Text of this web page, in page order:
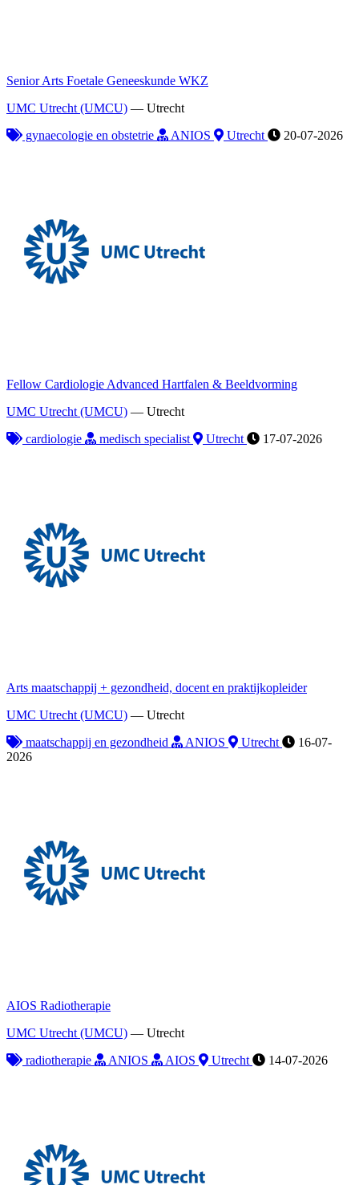
Senior Arts Foetale Geneeskunde WKZ
UMC Utrecht (UMCU) — Utrecht
gynaecologie en obstetrie
ANIOS Utrecht 20-07-2026
Fellow Cardiologie Advanced Hartfalen & Beeldvorming
UMC Utrecht (UMCU) — Utrecht
cardiologie
medisch specialist Utrecht 17-07-2026
Arts maatschappij + gezondheid, docent en praktijkopleider
UMC Utrecht (UMCU) — Utrecht
maatschappij en gezondheid
ANIOS Utrecht
16-07-
2026
AIOS Radiotherapie
UMC Utrecht (UMCU) — Utrecht
radiotherapie
ANIOS AIOS Utrecht 14-07-2026